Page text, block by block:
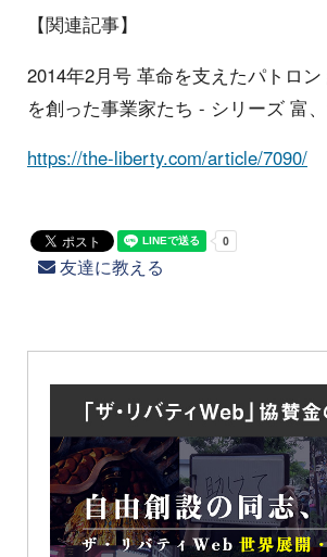
【関連記事】
2014年2月号 革命を支えたパトロ
を創った事業家たち - シリーズ 富、
https://the-liberty.com/article/7090/
友達に教える